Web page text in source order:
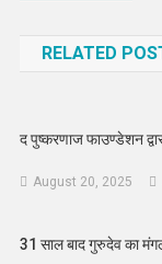
RELATED
द पुष्करणाज फाउण्डेशन
August 20, 2025
31 साल बाद गुरुदेव का